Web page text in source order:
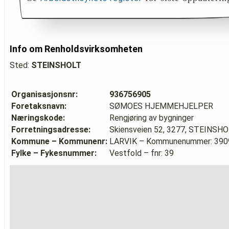
Info om Renholdsvirksomheten
Sted: STEINSHOLT
Organisasjonsnr:
936756905
Foretaksnavn:
SØMOES HJEMMEHJELPER
Næringskode:
Rengjøring av bygninger
Forretningsadresse:
Skiensveien 52, 3277,
Kommune – Kommunenr: LARVIK – Kommunenummer:
Fylke – Fykesnummer:
Vestfold – fnr: 39